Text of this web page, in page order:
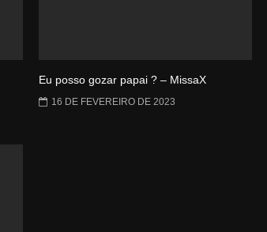
Eu posso gozar papai ? – MissaX
16 DE FEVEREIRO DE 2023